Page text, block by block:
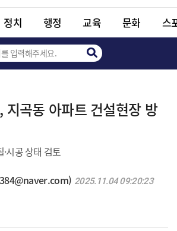
정치 행정 교육 문화 스
지곡동 아파트 건설현장 방
시공 상태 검토
2025.11.04 09:20:23